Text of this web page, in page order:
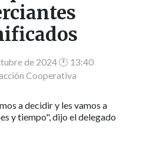
de 2024 🕐 13:40
Cooperativa
a decidir y les vamos a
y tiempo", dijo el delegado